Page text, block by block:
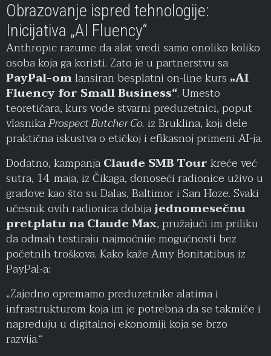
Obrazovanje ispred tehnologije:
Inicijativa „AI Fluency“
Anthropic razume da alat vredi samo onoliko koliko
osoba koja ga koristi. Zato je u partnerstvu sa
PayPal-omlansiran besplatni on-line kurs „AI
Fluency for Small Business“. Umesto
teoretičara, kurs vode stvarni preduzetnici, poput
vlasnikaProspect Butcher Co. iz Bruklina, koji dele
praktična iskustva o etičkoj i efikasnoj primeni AI-ja.
Dodatno, kampanjaClaude SMB Tourkreće već
sutra, 14. maja, iz Čikaga, donoseći radionice uživo u
gradove kao što su Dalas, Baltimor i San Hoze. Svaki
učesnik ovih radionica dobijajednomesečnu
pretplatu na Claude Max, pružajući im priliku
da odmah testiraju najmoćnije mogućnosti bez
početnih troškova. Kako kaže Amy Bonitatibus iz
PayPal-a:
„Zajedno opremamo preduzetnike alatima i
infrastrukturom koja im je potrebna da se takmiče i
napreduju u digitalnoj ekonomiji koja se brzo
razvija.“